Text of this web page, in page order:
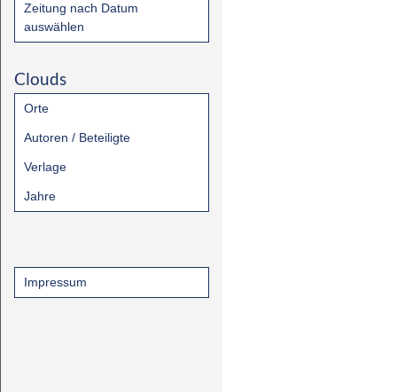
Zeitung nach Datum
auswählen
Clouds
Orte
Autoren / Beteiligte
Verlage
Jahre
Impressum